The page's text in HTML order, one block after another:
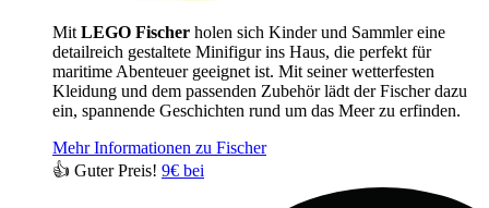
Mit LEGO Fischer holen sich Kinder und Sammler eine
detailreich gestaltete Minifigur ins Haus, die perfekt für
maritime Abenteuer geeignet ist. Mit seiner wetterfesten
Kleidung und dem passenden Zubehör lädt der Fischer dazu
ein, spannende Geschichten rund um das Meer zu erfinden.
Mehr Informationen zu Fischer
👍 Guter Preis! 9€ bei